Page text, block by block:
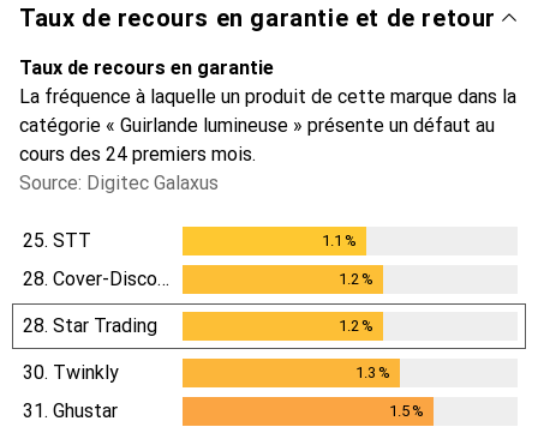
Taux de recours en garantie et de retour
Taux de recours en garantie
La fréquence à laquelle un produit de cette marque dans la
catégorie « Guirlande lumineuse » présente un défaut au
cours des 24 premiers mois.
Source: Digitec Galaxus
25. STT 1.1 %
28. Cover-Discount 1.2 %
28. Star Trading 1.2 %
30. Twinkly 1.3 %
31. Ghustar 1.5%